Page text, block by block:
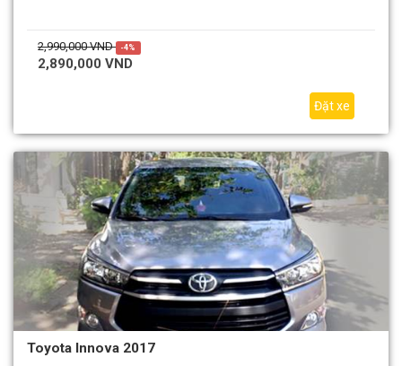
2,990,000 VND -4%
2,890,000 VND
Đặt xe
Toyota Innova 2017